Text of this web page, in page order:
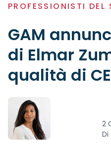
PROFESSIONISTI DEL
GAM
di Elmar
qualità di
2
Di